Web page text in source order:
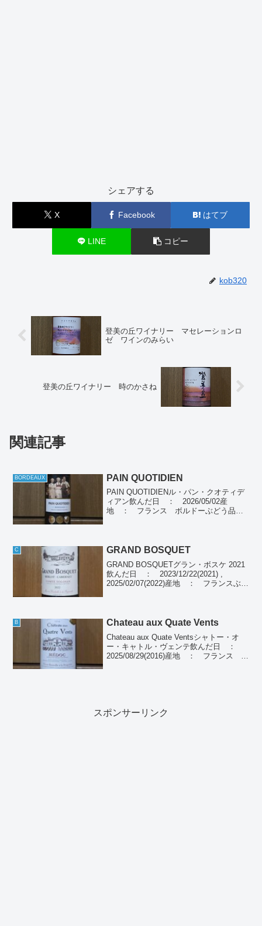
シェアする
X Facebook はてブ
LINE コピー
kob320
登美の丘ワイナリー マセレーションロ
ゼ ワインのみらい
登美の丘ワイナリー 時のかさね
関連記事
BORDEAUX PAIN QUOTIDIEN
PAIN QUOTIDIENル・パン・クオティデ
ィアン飲んだ日 ： 2026/05/02産
地 ： フランス ボルドーぶどう品
濃厚な味...
C GRAND BOSQUET
GRAND BOSQUETグラン・ボスケ 2021
飲んだ日 ： 2023/12/22(2021) ,
2025/02/07(2022)産地 ： フランスぶど
B Chateau aux Quate Vents
Chateau aux Quate Ventsシャトー・オ
ー・キャトル・ヴェンテ飲んだ日 ：
2025/08/29(2016)産地 ： フランス ボ
スポンサーリンク